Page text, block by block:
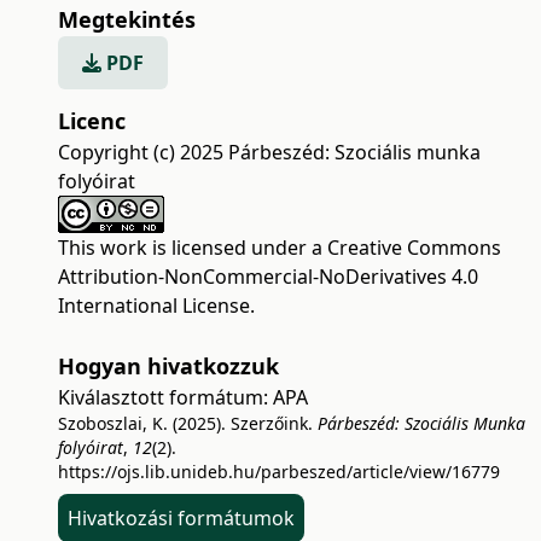
Megtekintés
PDF
Licenc
Copyright (c) 2025 Párbeszéd: Szociális munka
folyóirat
This work is licensed under a Creative Commons
Attribution-NonCommercial-NoDerivatives 4.0
International License.
Hogyan hivatkozzuk
Kiválasztott formátum: APA
Szoboszlai, K. (2025). Szerzőink. Párbeszéd: Szociális Munka
folyóirat, 12(2).
https://ojs.lib.unideb.hu/parbeszed/article/view/16779
Hivatkozási formátumok